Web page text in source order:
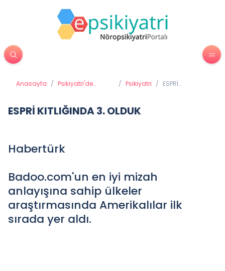
Anasayfa / Psikiyatri'de
/ Psikiyatri / ESPRİ
ESPRİ KITLIĞINDA 3. OLDUK
Habertürk
Badoo.com'un en iyi mizah
anlayışına sahip ülkeler
araştırmasında Amerikalılar ilk
sırada yer aldı.